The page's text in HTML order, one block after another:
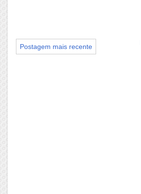
Postagem mais recente